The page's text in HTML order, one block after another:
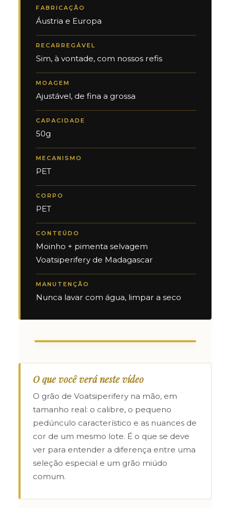
FABRICAÇÃO
Áustria e Europa
RECARREGÁVEL
Sim, à vontade, com nossos refis
MOAGEM
Ajustável, de fina a grossa
CAPACIDADE
50g
MECANISMO
PET
CORPO
PET
CONTEÚDO
Moinho + pimenta selvagem
Voatsiperifery de Madagascar
MANUTENÇÃO
Nunca lavar com água, limpar a seco
O que você verá neste vídeo
O grão de Voatsiperifery na mão, em
tamanho real: o calibre, o pequeno
pedúnculo característico e as nuances de
cor de um mesmo lote. É o que se deve
ver para entender a diferença entre uma
seleção especial e um grão miúdo
comum.